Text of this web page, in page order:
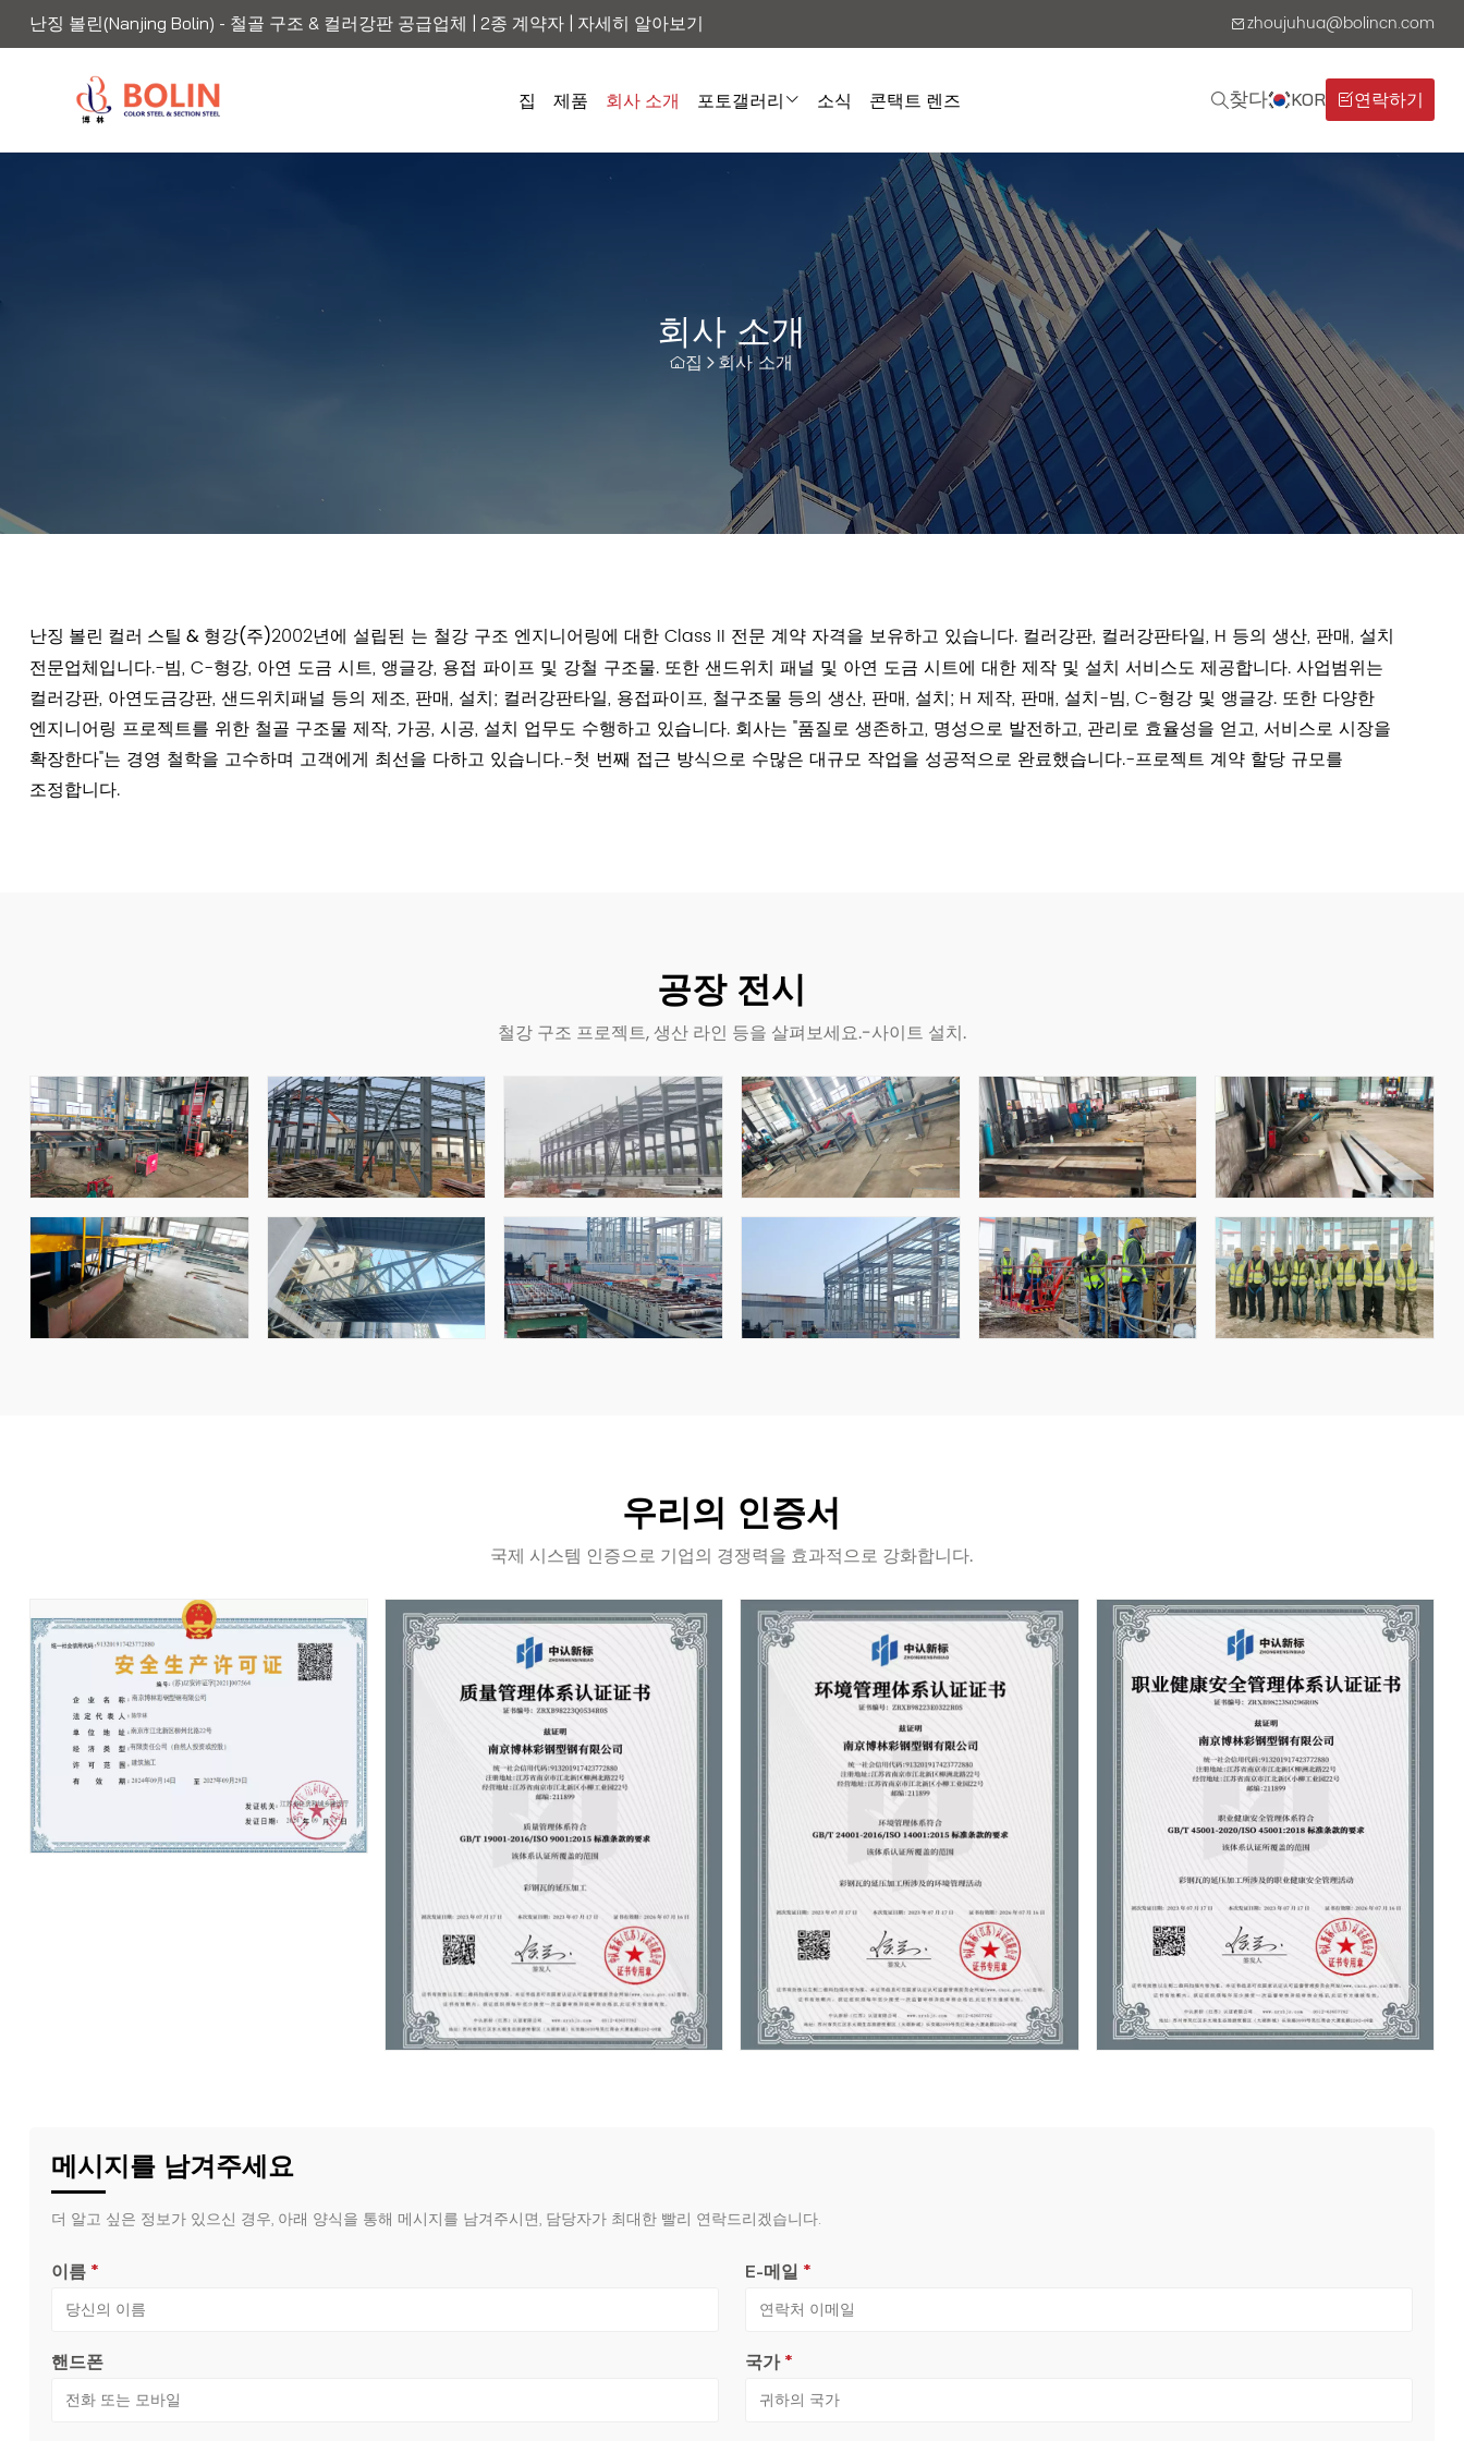
난징 볼린(Nanjing Bolin) - 철골 구조 & 컬러강판 공급업체 | 2종 계약자 | 자세히 알아보기 zhoujuhua@bolincn.com
집 제품 회사 소개 포토갤러리 소식 콘택트 렌즈 찾다 KOR 연락하기
회사 소개
집 회사 소개
난징 볼린 컬러 스틸 & 형강(주)2002년에 설립된 는 철강 구조 엔지니어링에 대한 Class II 전문 계약 자격을 보유하고 있습니다. 컬러강판, 컬러강판타일, H 등의 생산, 판매, 설치
전문업체입니다.-빔, C-형강, 아연 도금 시트, 앵글강, 용접 파이프 및 강철 구조물. 또한 샌드위치 패널 및 아연 도금 시트에 대한 제작 및 설치 서비스도 제공합니다. 사업범위는
컬러강판, 아연도금강판, 샌드위치패널 등의 제조, 판매, 설치; 컬러강판타일, 용접파이프, 철구조물 등의 생산, 판매, 설치; H 제작, 판매, 설치-빔, C-형강 및 앵글강. 또한 다양한
엔지니어링 프로젝트를 위한 철골 구조물 제작, 가공, 시공, 설치 업무도 수행하고 있습니다. 회사는 "품질로 생존하고, 명성으로 발전하고, 관리로 효율성을 얻고, 서비스로 시장을
확장한다"는 경영 철학을 고수하며 고객에게 최선을 다하고 있습니다.-첫 번째 접근 방식으로 수많은 대규모 작업을 성공적으로 완료했습니다.-프로젝트 계약 할당 규모를
조정합니다.
공장 전시
철강 구조 프로젝트, 생산 라인 등을 살펴보세요.-사이트 설치.
우리의 인증서
국제 시스템 인증으로 기업의 경쟁력을 효과적으로 강화합니다.
메시지를 남겨주세요
더 알고 싶은 정보가 있으신 경우, 아래 양식을 통해 메시지를 남겨주시면, 담당자가 최대한 빨리 연락드리겠습니다.
이름 * E-메일 *
핸드폰 국가 *